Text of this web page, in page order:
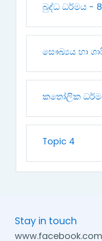
බුද්ධ ධර්මය - 8
සෞඛ්‍යය හා
කතෝලික
Topic 4
Stay in touch